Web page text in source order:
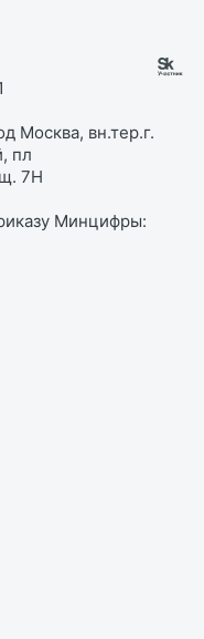
Москва, вн.тер.г.
пл
7Н
Минцифры: